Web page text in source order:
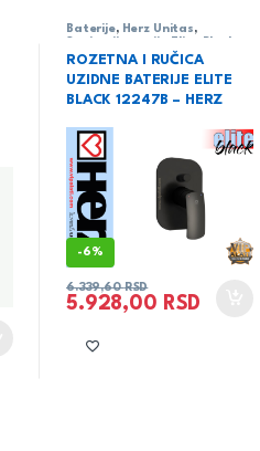
Baterije, Herz Unitas,
ROZETNA I RUČICA
UZIDNE BATERIJE ELITE
BLACK 12247B – HERZ
-6%
5.928,00 RSD
6.339,60RSD